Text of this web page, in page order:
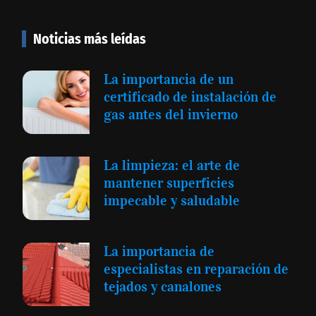
Noticias más leídas
La importancia de un
certificado de instalación de
gas antes del invierno
La limpieza: el arte de
mantener superficies
impecable y saludable
La importancia de
especialistas en reparación de
tejados y canalones